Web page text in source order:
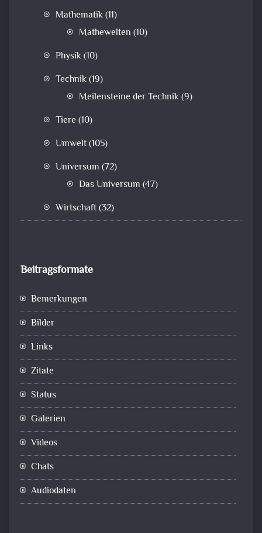
Mathematik(11)
Mathewelten (10)
Physik(10)
Technik(19)
Meilensteine der Technik(9)
Tiere (10)
Umwelt(105)
Universum (72)
Das Universum (47)
Wirtschaft(32)
Beitragsformate
Bemerkungen
Bilder
Links
Zitate
Status
Galerien
Videos
Chats
Audiodaten